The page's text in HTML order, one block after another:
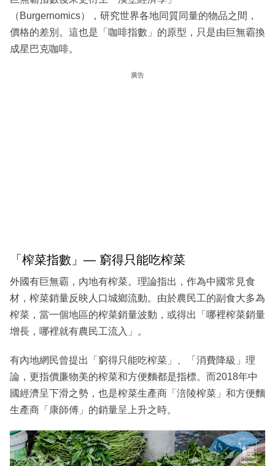
（Burgernomics），研究世界各地同質同量的物品之間，
價格的差別。這也是「咖啡指數」的原型，只是由巨無霸換
成星巴克咖啡。
廣告
「榨菜指數」— 窮得只能吃榨菜
外國有巨無霸，內地有榨菜。理論指出，作為中國常見食
材，榨菜銷量反映人口城鄉流動。由於農民工的副食大多為
榨菜，當一個地區的榨菜銷量波動，或得出「哪裡榨菜銷量
增長，哪裡就有農民工流入」。
有內地網民曾提出「窮得只能吃榨菜」、「消費降級」理
論，更指價廉物美的榨菜和方便麵都是指標。而2018年中
國經濟呈下滑之勢，也是榨菜生產商「涪陵榨菜」和方便麵
生產商「康師傅」的銷量呈上升之時。